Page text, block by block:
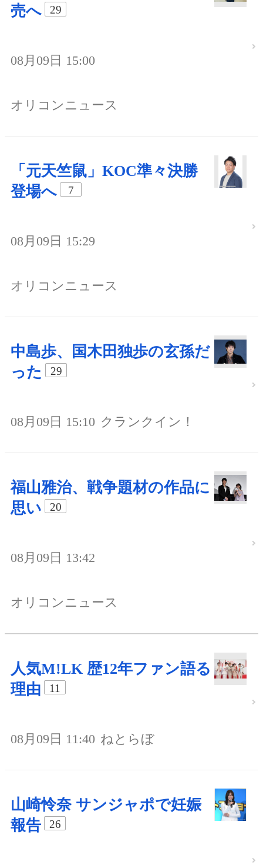
売へ
29
08月09日 15:00
オリコンニュース
「元天竺鼠」KOC準々決勝
登場へ
7
08月09日 15:29
オリコンニュース
中島歩、国木田独歩の玄孫だ
った
29
08月09日 15:10 クランクイン！
福山雅治、戦争題材の作品に
思い
20
08月09日 13:42
オリコンニュース
人気M!LK 歴12年ファン語る
理由
11
08月09日 11:40 ねとらぼ
山崎怜奈 サンジャポで妊娠
報告
26